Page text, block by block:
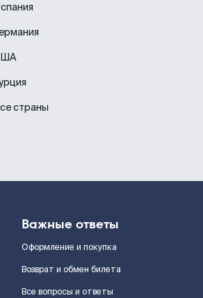
страны
Важные ответы
Оформление и покупка
Возврат и обмен билета
Все вопросы и ответы